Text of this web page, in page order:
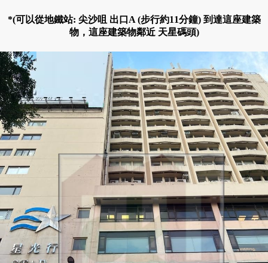
*(可以從地鐵站: 尖沙咀 出口A (步行約11分鐘) 到達這座建築
物，這座建築物鄰近 天星碼頭)